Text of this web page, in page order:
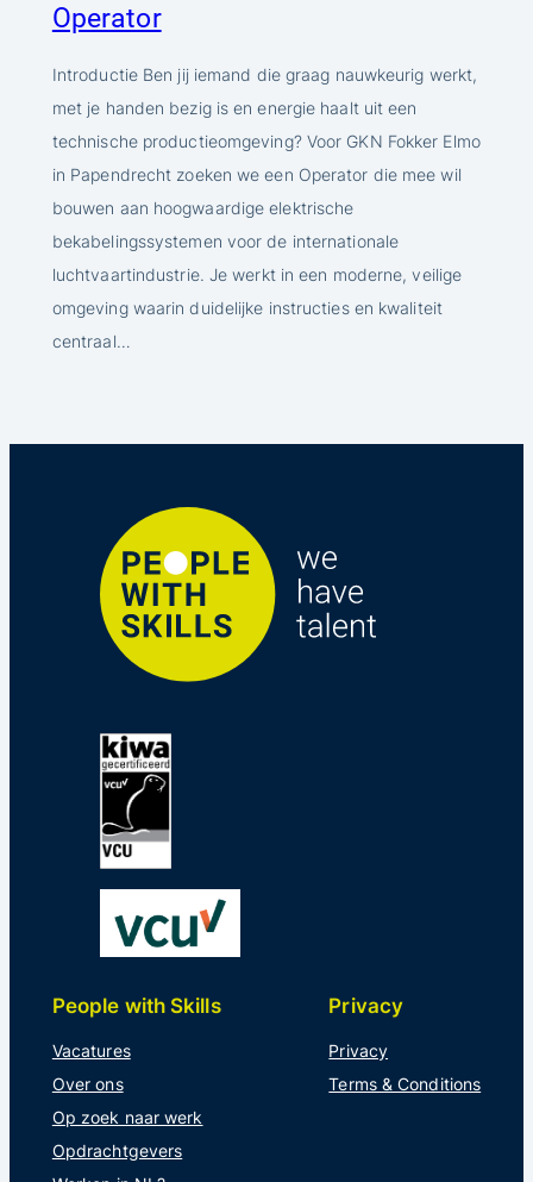
Operator
Introductie Ben jij iemand die graag nauwkeurig werkt,
met je handen bezig is en energie haalt uit een
technische productieomgeving? Voor GKN Fokker Elmo
in Papendrecht zoeken we een Operator die mee wil
bouwen aan hoogwaardige elektrische
bekabelingssystemen voor de internationale
luchtvaartindustrie. Je werkt in een moderne, veilige
omgeving waarin duidelijke instructies en kwaliteit
centraal…
People with Skills
Vacatures
Over ons
Op zoek naar werk
Opdrachtgevers
Privacy
Privacy
Terms & Conditions